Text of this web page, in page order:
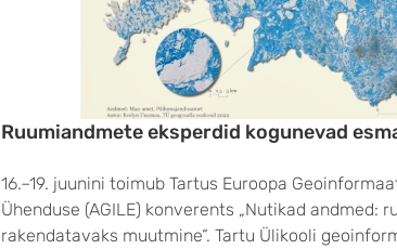
Ruumiandmete eksperdid kogunevad
16.–19. juunini toimub Tartus Euroopa
Ühenduse (AGILE) konverents „Nutikad andmed:
rakendatavaks muutmine“. Tartu Ülikooli